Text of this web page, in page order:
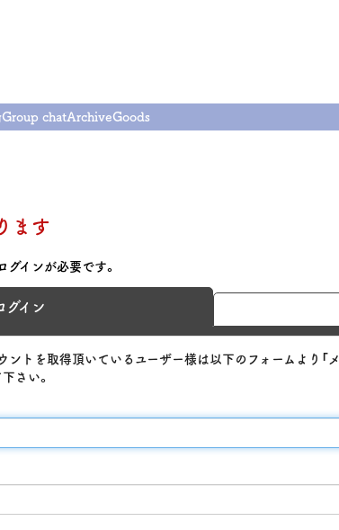
Group chatArchiveGoods
ます
インが必要です。
グイン
トを取得頂いているユーザー様は以下のフォームより「メ
さい。